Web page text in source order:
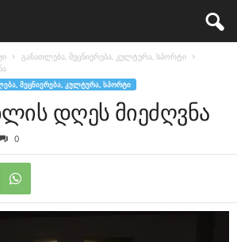
განათლება, მეცნიერება, კულტურა, სპორტი
ᲛᲔᲪᲜᲘᲔᲠᲔᲑᲐ, ᲙᲣᲚᲢᲣᲠᲐ, ᲡᲞᲝᲠᲢᲘ
დღეს მიეძღვნა
0